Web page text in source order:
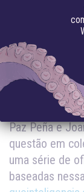
Por que I.A. é
pergunta que
parceiras pela
para 2023.
Paz Peña e
questão em
uma série de
baseadas